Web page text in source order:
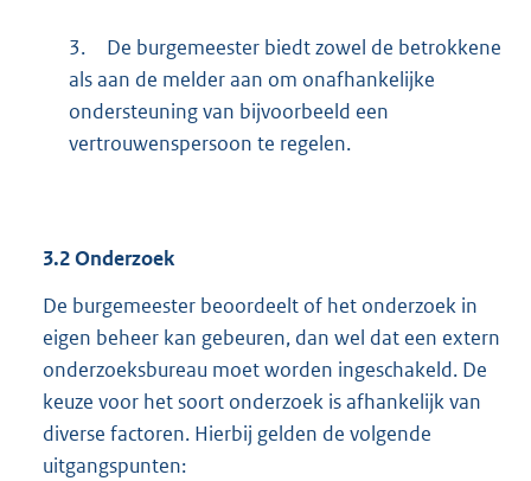
3.
De burgemeester biedt zowel de betrokkene
als aan de melder aan om onafhankelijke
ondersteuning van bijvoorbeeld een
vertrouwenspersoon te regelen.
3.2Onderzoek
De burgemeester beoordeelt of het onderzoek in
eigen beheer kan gebeuren, dan wel dat een extern
onderzoeksbureau moet worden ingeschakeld. De
keuze voor het soort onderzoek is afhankelijk van
diverse factoren. Hierbij gelden de volgende
uitgangspunten: